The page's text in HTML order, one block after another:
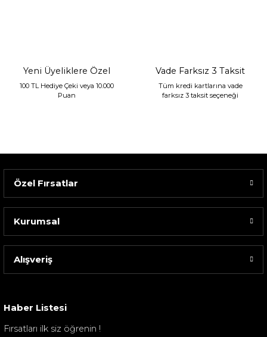
Sarev Elfıda Flanel Nevresim Takımı Çift Kişili...
Yeni Üyeliklere Özel
100 TL Hediye Çeki veya 10.000
Puan
Vade Farksız 3 Taksit
Tüm kredi kartlarına vade
farksız 3 taksit seçeneği
Özel Fırsatlar
Kurumsal
Alışveriş
Haber Listesi
Fırsatları ilk siz öğrenin !